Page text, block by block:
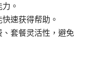
。
速获得帮助。
套餐灵活性，避免